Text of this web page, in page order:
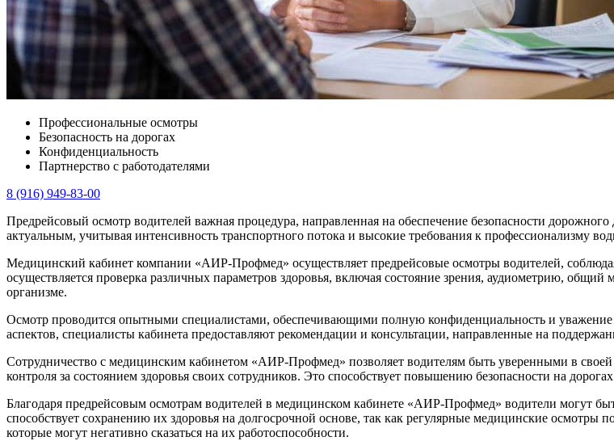
Профессиональные осмотры
Безопасность на дорогах
Конфиденциальность
Партнерство с работодателями
8 (916) 949-83-00
Предрейсовый осмотр водителей важная процедура, направленная на обеспечение безопасности
актуальным, учитывая интенсивность транспортного потока и высокие требования к профессионализму
Медицинский кабинет компании «АИР-Профмед» осуществляет предрейсовые осмотры водителей,
осуществляется проверка различных параметров здоровья, включая состояние зрения, аудиометрию,
организме.
Осмотр проводится опытными специалистами, обеспечивающими полную конфиденциальность и
аспектов, специалисты кабинета предоставляют рекомендации и консультации, направленные на
Сотрудничество с медицинским кабинетом «АИР-Профмед» позволяет водителям быть уверенными в своей
контроля за состоянием здоровья своих сотрудников. Это способствует повышению безопасности на
Благодаря предрейсовым осмотрам водителей в медицинском кабинете «АИР-Профмед» водители могут
способствует сохранению их здоровья на долгосрочной основе, так как регулярные медицинские осмотры
которые могут негативно сказаться на их работоспособности.